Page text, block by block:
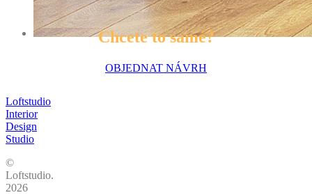
Chcete to samé?
OBJEDNAT NÁVRH
Loftstudio
Interior
Design
Studio
©
Loftstudio.
2026